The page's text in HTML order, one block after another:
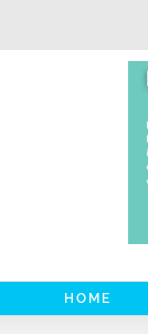
HOME